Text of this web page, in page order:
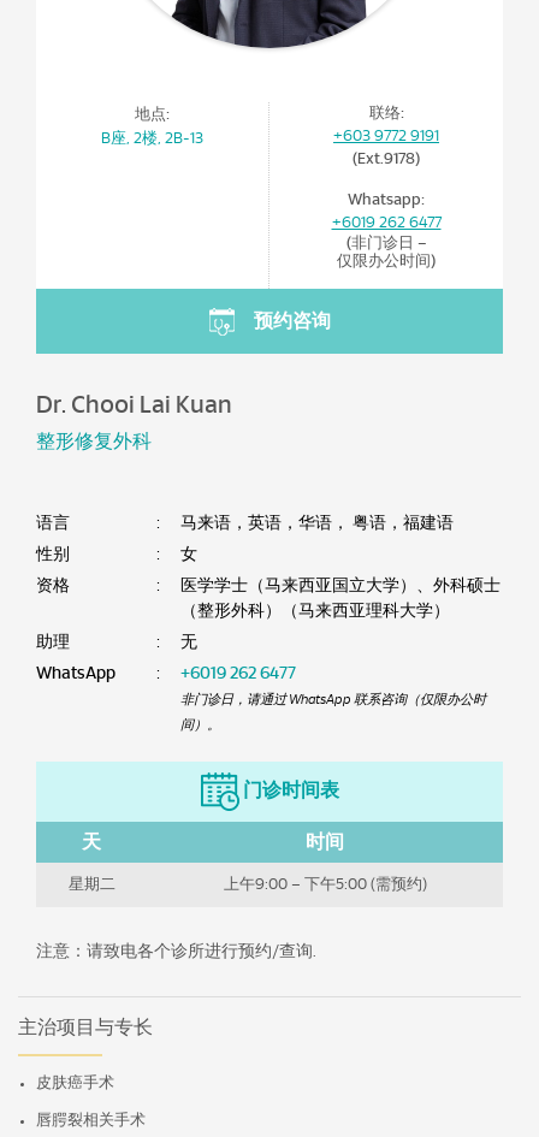
地点:
B座, 2楼, 2B-13
联络:
+603 9772 9191
(Ext.9178)
Whatsapp:
+6019 262 6477
(非门诊日 –
仅限办公时间)
预约咨询
Dr. Chooi Lai Kuan
整形修复外科
语言 :
马来语，英语，华语， 粤语，福建语
性别
:
女
资格
:
医学学士（马来西亚国立大学）、外科硕士
（整形外科）（马来西亚理科大学）
助理
:
无
WhatsApp
: +6019 262 6477
非门诊日，请通过 WhatsApp 联系咨询（仅限办公时
间）。
门诊时间表
天 时间
星期二 上午9:00 – 下午5:00 (需预约)
注意：请致电各个诊所进行预约/查询.
主治项目与专长
皮肤癌手术
唇腭裂相关手术